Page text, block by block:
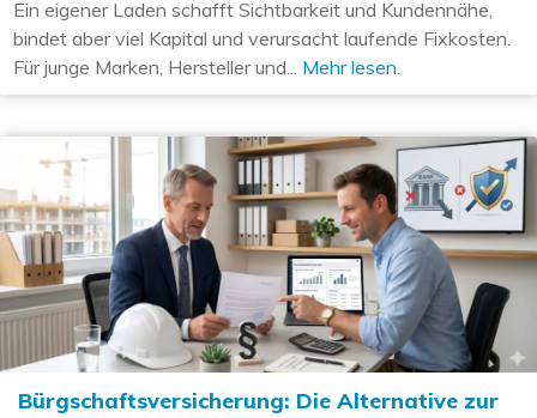
Ein eigener Laden schafft Sichtbarkeit und Kundennähe,
bindet aber viel Kapital und verursacht laufende Fixkosten.
Für junge Marken, Hersteller und... Mehr lesen.
Bürgschaftsversicherung: Die Alternative zur